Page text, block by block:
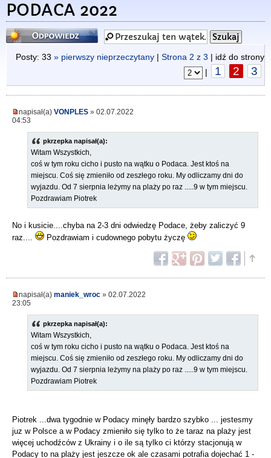
PODACA 2022
Odpowiedz
Posty: 33 » pierwszy nieprzeczytany | Strona 2 z 3 | idź do strony
|
1 2 3
napisał(a) VONPLES » 02.07.2022
04:53
pkrzepka napisał(a):
Witam Wszystkich,
coś w tym roku cicho i pusto na wątku o Podaca. Jest ktoś na
miejscu. Coś się zmieniło od zeszłego roku. My odliczamy dni do
wyjazdu. Od 7 sierpnia leżymy na plaży po raz .....9 w tym miejscu.
Pozdrawiam Piotrek
No i kusicie....chyba na 2-3 dni odwiedzę Podace, żeby zaliczyć 9
raz....
Pozdrawiam i cudownego pobytu życzę
napisał(a) maniek_wroc » 02.07.2022
23:05
pkrzepka napisał(a):
Witam Wszystkich,
coś w tym roku cicho i pusto na wątku o Podaca. Jest ktoś na
miejscu. Coś się zmieniło od zeszłego roku. My odliczamy dni do
wyjazdu. Od 7 sierpnia leżymy na plaży po raz .....9 w tym miejscu.
Pozdrawiam Piotrek
Piotrek ...dwa tygodnie w Podacy minęły bardzo szybko ... jestesmy
juz w Polsce a w Podacy zmieniło się tylko to że taraz na plaży jest
więcej uchodźców z Ukrainy i o ile są tylko ci którzy stacjonują w
Podacy to na plaży jest jeszcze ok ale czasami potrafia dojechać 1 -